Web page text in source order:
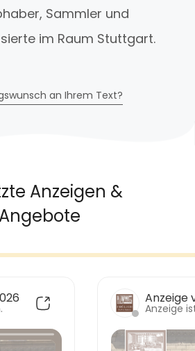
Sammler und
im Raum Stuttgart.
an Ihrem Text?